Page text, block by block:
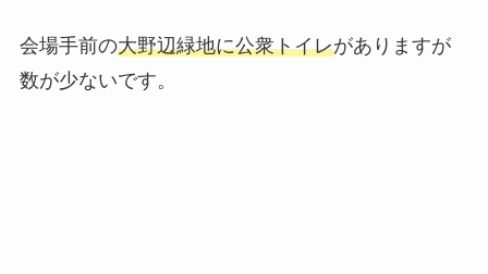
会場手前の大野辺緑地に公衆トイレがありますが
数が少ないです。